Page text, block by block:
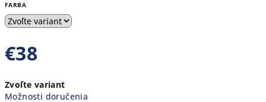
FARBA
€38
cena:
Zvoľte variant
Možnosti doručenia